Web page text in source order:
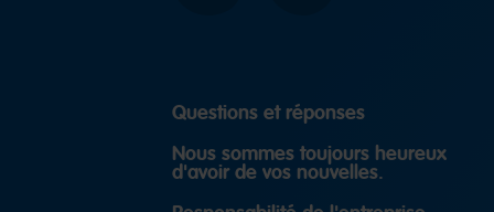
Questions et réponses
Nous sommes toujours heureux
d'avoir de vos nouvelles.